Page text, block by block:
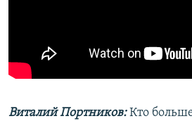
Виталий Портников:Кто